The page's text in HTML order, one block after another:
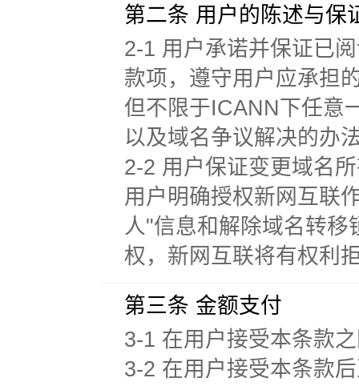
第二条 用户的陈述与保
2-1 用户承诺并保证已
款项，遵守用户应承担
但不限于ICANN下任意
以及域名争议解决的办
2-2 用户保证变更域名
用户明确授权新网互联
人"信息和解除域名转移
权，新网互联将有权利
第三条 金额支付
3-1 在用户接受本条款
3-2 在用户接受本条款